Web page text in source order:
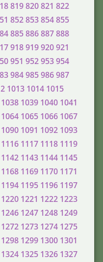
819820821 822
852853854855
885886887888
918919920921
951 952953954
984985986987
1013 1014 1015
1038 1039 1040 1041
1064 1065 1066 1067
1090 1091 1092 1093
1116 1117 1118 1119
1142 1143 1144 1145
1168 1169 1170 1171
1194 1195 1196 1197
1220 1221 1222 1223
1246 1247 1248 1249
1272 1273 1274 1275
1298 1299 1300 1301
1324 1325 1326 1327